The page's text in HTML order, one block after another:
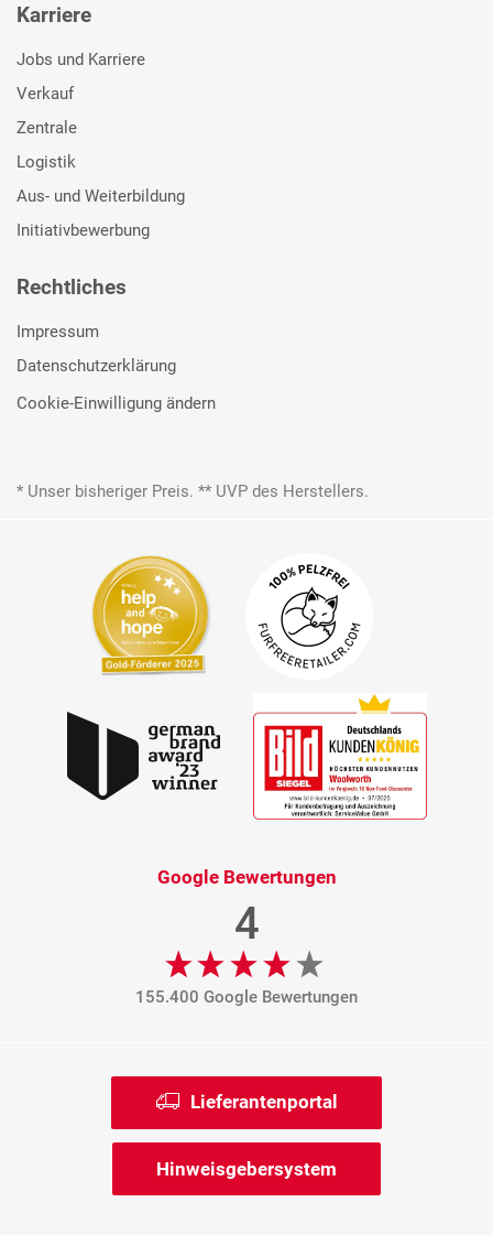
Karriere
Jobs und Karriere
Verkauf
Zentrale
Logistik
Aus- und Weiterbildung
Initiativbewerbung
Rechtliches
Impressum
Datenschutzerklärung
Cookie-Einwilligung ändern
* Unser bisheriger Preis. ** UVP des Herstellers.
Google Bewertungen
4
155.400 Google Bewertungen
Lieferantenportal
Hinweisgebersystem